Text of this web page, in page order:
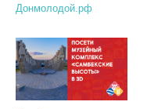
Донмолодой.рф